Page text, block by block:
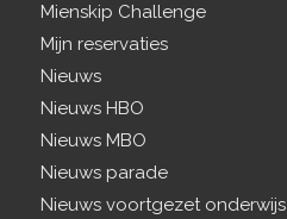
Mienskip Challenge
Mijn reservaties
Nieuws
Nieuws HBO
Nieuws MBO
Nieuws parade
Nieuws voortgezet onderwijs